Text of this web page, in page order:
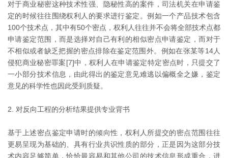
对于商业秘密这种技术性强、隐秘性高的案件，司法机关在申请鉴
定的时候往往围绕权利人的要求进行鉴定。例如一个产品技术包含
100个技术点，其中有50个密点，权利人往往并不会将全部技术点都
申请鉴定范围，而是选择对自己有利的相似密点申请鉴定，而对于
不相似或者缺乏把握的密点排除在鉴定范围外。例如在张某等14人
侵犯商业秘密罪案[7]中，权利人在申请鉴定特定密点时，只提交了
一小部分技术信息，由此得出的鉴定意见难逃以偏概全之嫌，鉴定
意见的科学性也因此受到质疑。
2. 对反向工程的分析结果提供专业背书
基于上述密点鉴定申请时的倾向性，权利人所提交的密点范围往往
更易呈现为基础的、具有行业共识性质的部分，正是因为这部分技
术内容足够简单，恰恰最容易和其他公司的技术信息形成重合，进